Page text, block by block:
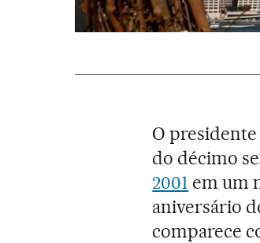
O
do décimo
2001 em um
aniversário
comparece